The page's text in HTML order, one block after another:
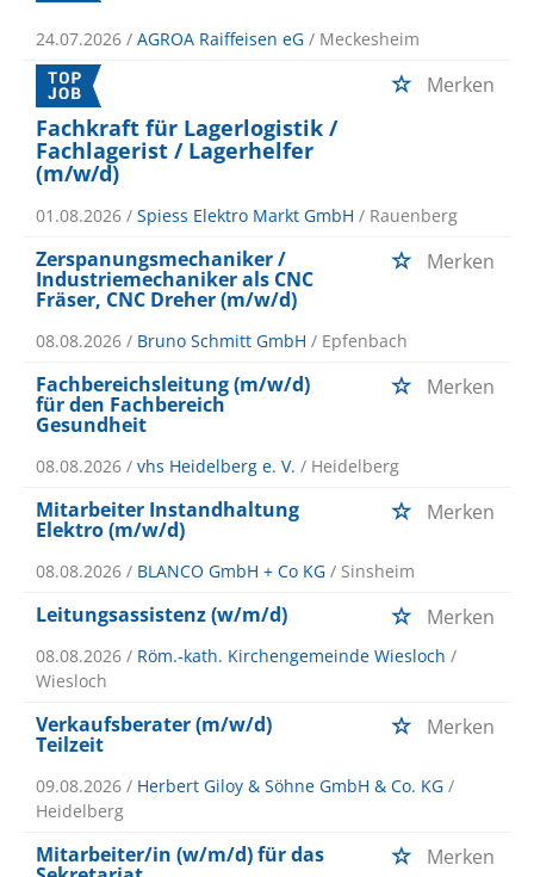
24.07.2026 / AGROA Raiffeisen eG / Meckesheim
Fachkraft für Lagerlogistik /
Fachlagerist / Lagerhelfer
(m/w/d)
Merken
01.08.2026 / Spiess Elektro Markt GmbH / Rauenberg
Zerspanungsmechaniker /
Industriemechaniker als CNC
Fräser, CNC Dreher (m/w/d)
Merken
08.08.2026 / Bruno Schmitt GmbH / Epfenbach
Fachbereichsleitung (m/w/d)
für den Fachbereich
Gesundheit
Merken
08.08.2026 / vhs Heidelberg e. V. / Heidelberg
Mitarbeiter Instandhaltung
Elektro (m/w/d)
Merken
08.08.2026 / BLANCO GmbH + Co KG / Sinsheim
Leitungsassistenz (w/m/d) Merken
08.08.2026 / Röm.-kath. Kirchengemeinde Wiesloch /
Wiesloch
Verkaufsberater (m/w/d)
Teilzeit
Merken
09.08.2026 / Herbert Giloy & Söhne GmbH & Co. KG /
Heidelberg
Mitarbeiter/in (w/m/d) für das Merken